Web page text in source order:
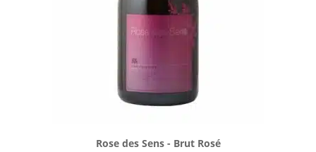
Rose des Sens - Brut Rosé